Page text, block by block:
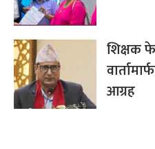
शिक्षक
आग्रह